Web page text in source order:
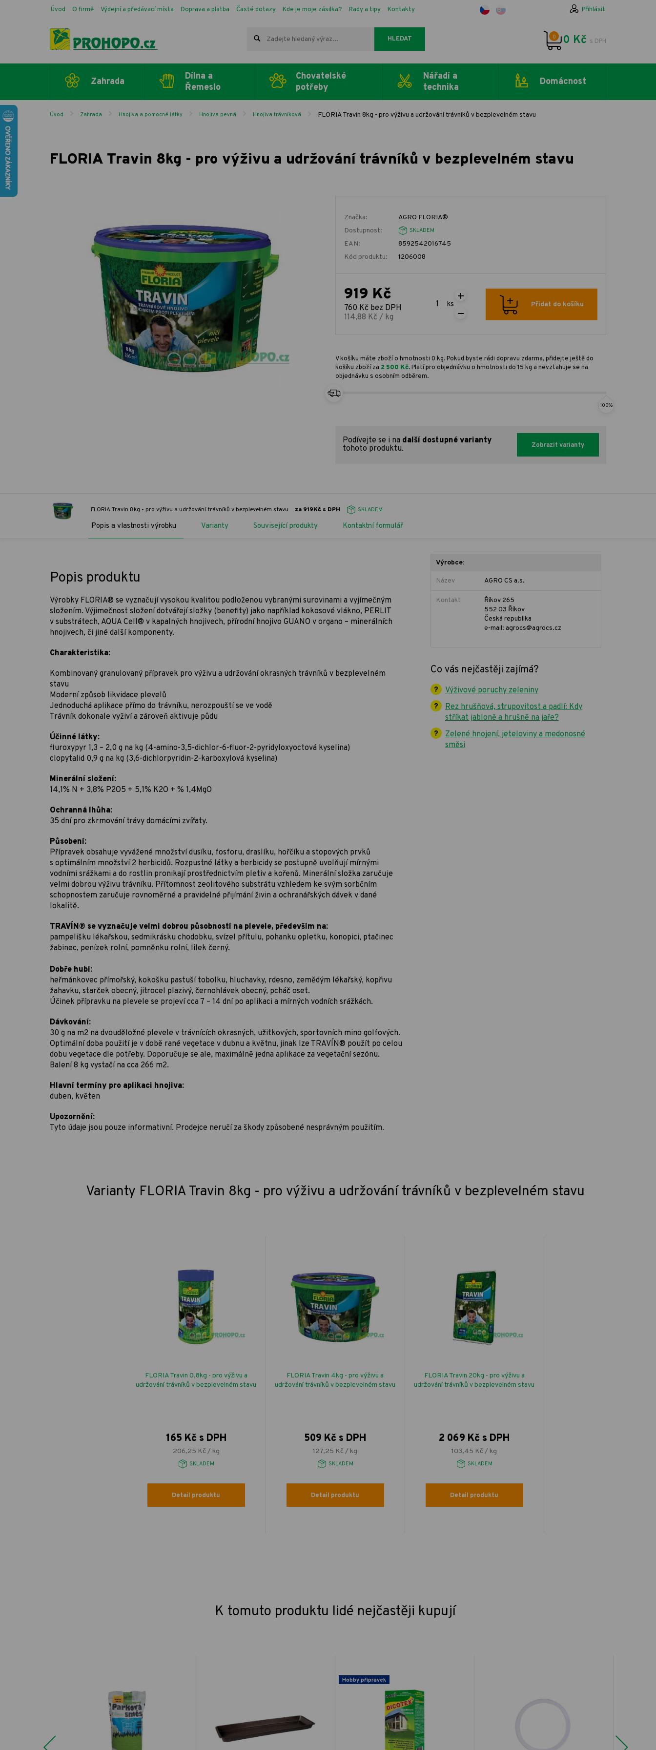
Úvod O firmě Výdejní a předávací místa Doprava a platba Časté dotazy Kde je moje zásilka? Rady a tipy Kontakty Přihlásit
HLEDAT 0 0 Kč s DPH
Zahrada
Dílna a
Řemeslo
Chovatelské
potřeby
Nářadí a
technika
Domácnost
Úvod Zahrada Hnojiva a pomocné látky Hnojiva pevná Hnojiva trávníková FLORIA Travin 8kg - pro výživu a udržování trávníků v bezplevelném stavu
FLORIA Travin 8kg - pro výživu a udržování trávníků v bezplevelném stavu
Značka:
AGRO FLORIA®
Dostupnost:
SKLADEM
EAN:
8592542016745
Kód produktu:
1206008
919 Kč
760 Kč bez DPH
114,88 Kč / kg
ks Přidat do košíku
V košíku máte zboží o hmotnosti 0 kg. Pokud byste rádi dopravu zdarma, přidejte ještě do
košíku zboží za 2 500 Kč. Platí pro objednávku o hmotnosti do 15 kg a nevztahuje se na
objednávku s osobním odběrem.
100%
Podívejte se i na další dostupné varianty
tohoto produktu.
Zobrazit varianty
FLORIA Travin 8kg - pro výživu a udržování trávníků v bezplevelném stavu za 919Kč s DPH SKLADEM
Popis a vlastnosti výrobku Varianty Související produkty Kontaktní formulář
Popis produktu
Výrobky FLORIA® se vyznačují vysokou kvalitou podloženou vybranými surovinami a vyjímečným
složením. Výjimečnost složení dotvářejí složky (benefity) jako například kokosové vlákno, PERLIT
v substrátech, AQUA Cell® v kapalných hnojivech, přírodní hnojivo GUANO v organo – minerálních
hnojivech, či jiné další komponenty.
Charakteristika:
Kombinovaný granulovaný přípravek pro výživu a udržování okrasných trávníků v bezplevelném
stavu
Moderní způsob likvidace plevelů
Jednoduchá aplikace přímo do trávníku, nerozpouští se ve vodě
Trávník dokonale vyživí a zároveň aktivuje půdu
Účinné látky:
fluroxypyr 1,3 – 2,0 g na kg (4-amino-3,5-dichlor-6-fluor-2-pyridyloxyoctová kyselina)
clopytalid 0,9 g na kg (3,6-dichlorpyridin-2-karboxylová kyselina)
Minerální složení:
14,1% N + 3,8% P2O5 + 5,1% K2O + % 1,4MgO
Ochranná lhůha:
35 dní pro zkrmování trávy domácími zvířaty.
Působení:
Přípravek obsahuje vyvážené množství dusíku, fosforu, draslíku, hořčíku a stopových prvků
s optimálním množství 2 herbicidů. Rozpustné látky a herbicidy se postupně uvolňují mírnými
vodními srážkami a do rostlin pronikají prostřednictvím pletiv a kořenů. Minerální složka zaručuje
velmi dobrou výživu trávníku. Přítomnost zeolitového substrátu vzhledem ke svým sorbčním
schopnostem zaručuje rovnoměrné a pravidelné přijímání živin a ochranářských dávek v dané
lokalitě.
TRAVÍN® se vyznačuje velmi dobrou působností na plevele, především na:
pampelišku lékařskou, sedmikrásku chodobku, svízel přítulu, pohanku opletku, konopici, ptačinec
žabinec, penízek rolní, pomněnku rolní, lilek černý.
Dobře hubí:
heřmánkovec přímořský, kokošku pastuší tobolku, hluchavky, rdesno, zemědým lékařský, kopřivu
žahavku, starček obecný, jitrocel plazivý, černohlávek obecný, pcháč oset.
Účinek přípravku na plevele se projeví cca 7 – 14 dní po aplikaci a mírných vodních srážkách.
Dávkování:
30 g na m2 na dvouděložné plevele v trávnících okrasných, užitkových, sportovních mino golfových.
Optimální doba použití je v době rané vegetace v dubnu a květnu, jinak lze TRAVÍN® použít po celou
dobu vegetace dle potřeby. Doporučuje se ale, maximálně jedna aplikace za vegetační sezónu.
Balení 8 kg vystačí na cca 266 m2.
Hlavní termíny pro aplikaci hnojiva:
duben, květen
Upozornění:
Tyto údaje jsou pouze informativní. Prodejce neručí za škody způsobené nesprávným použitím.
Výrobce:
Název AGRO CS a.s.
Kontakt
Říkov 265
552 03 Říkov
Česká republika
e-mail: agrocs@agrocs.cz
Co vás nejčastěji zajímá?
Výživové poruchy zeleniny
Rez hrušňová, strupovitost a padlí: Kdy
stříkat jabloně a hrušně na jaře?
Zelené hnojení, jeteloviny a medonosné
směsi
Varianty FLORIA Travin 8kg - pro výživu a udržování trávníků v bezplevelném stavu
FLORIA Travin 0,8kg - pro výživu a
udržování trávníků v bezplevelném stavu
165 Kč s DPH
206,25 Kč / kg
SKLADEM
Detail produktu
FLORIA Travin 4kg - pro výživu a
udržování trávníků v bezplevelném stavu
509 Kč s DPH
127,25 Kč / kg
SKLADEM
Detail produktu
FLORIA Travin 20kg - pro výživu a
udržování trávníků v bezplevelném stavu
2 069 Kč s DPH
103,45 Kč / kg
SKLADEM
Detail produktu
K tomuto produktu lidé nejčastěji kupují
Previous
Hobby přípravek
Next